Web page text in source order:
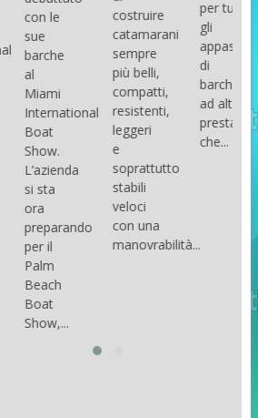
con le
Miami
International
Boat
Show.
L’azienda
si sta
preparando
per il
Palm
Beach
Boat
Show,...
costruire
catamarani
sempre
più belli,
compatti,
resistenti,
leggeri
soprattutto
stabili
veloci
con una
manovrabilità...
per tutti
gli
appassionati
barche
ad alte
prestazioni,
che...